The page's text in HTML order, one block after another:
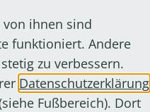
Stelle veröffentlicht.
von ihnen sind
funktioniert. Andere
zu verbessern.
Datenschutzerklärung
Fußbereich). Dort